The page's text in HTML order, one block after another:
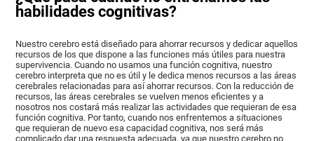
habilidades cognitivas?
Nuestro cerebro está diseñado para ahorrar recursos y dedicar aquellos
recursos de los que dispone a las funciones más útiles para nuestra
supervivencia. Cuando no usamos una función cognitiva, nuestro
cerebro interpreta que no es útil y le dedica menos recursos a las áreas
cerebrales relacionadas para así ahorrar recursos. Con la reducción de
recursos, las áreas cerebrales se vuelven menos eficientes y a
nosotros nos costará más realizar las actividades que requieran de esa
función cognitiva. Por tanto, cuando nos enfrentemos a situaciones
que requieran de nuevo esa capacidad cognitiva, nos será más
complicado dar una respuesta adecuada, ya que nuestro cerebro no